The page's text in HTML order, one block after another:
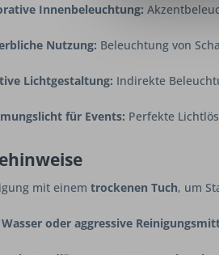
Innenbeleuchtung:
Nutzung: Beleuchtung von
Lichtgestaltung: Indirekte
für Events: Perfekte
mit einem trockenen Tuch, um
oder aggressive